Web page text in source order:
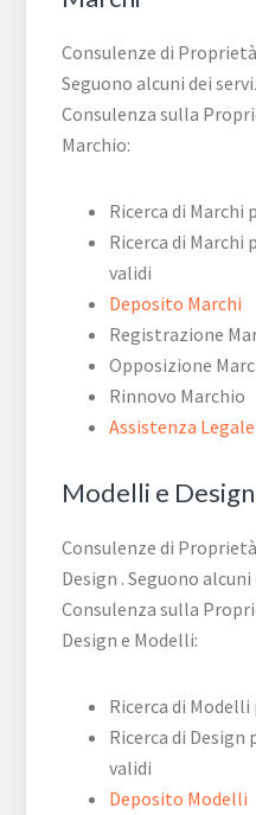
Consulenze di
Seguono alcuni dei
Consulenza sulla
Marchio:
Ricerca di Marchi
Ricerca di Marchi
validi
Deposito Marchi
Registrazione
Opposizione
Rinnovo Marchio
Assistenza
Modelli e Design
Consulenze di
Design . Seguono
Consulenza sulla
Design e Modelli:
Ricerca di
Ricerca di
validi
Deposito Modelli